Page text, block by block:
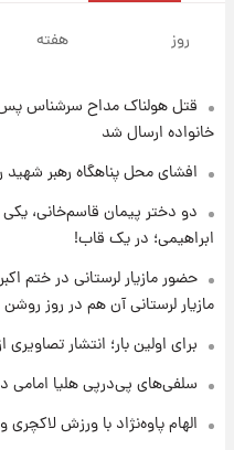
۱۷ ساعت پیش
۱۸ ساعت پیش
۲۱ ساعت پیش
لحظه
جهانی
۲۱ ساعت پیش
برای
روز هفته
قتل هولناک مداح سرشناس پس
خانواده ارسال شد
افشای محل پناهگاه‌ رهبر شهید
دو دختر پیمان قاسم‌خانی، یکی
ابراهیمی؛ در یک قاب!
حضور مازیار لرستانی در ختم
مازیار لرستانی آن هم در روز روشن
برای اولین بار؛ انتشار
سلفی‌های پی‌درپی هلیا امامی
الهام پاوه‌نژاد با ورزش